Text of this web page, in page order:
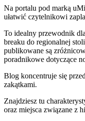
Na portalu pod marką
ułatwić czytelnikowi
To idealny przewodnik
breaku do regionalnej
publikowane są
poradnikowe dotyczące
Blog koncentruje się
zakątkami.
Znajdziesz tu
oraz miejsca związane z